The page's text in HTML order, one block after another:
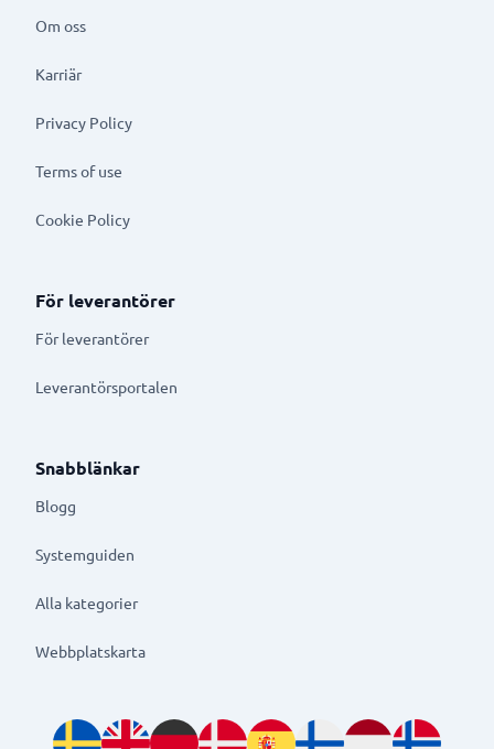
Om oss
Karriär
Privacy Policy
Terms of use
Cookie Policy
För leverantörer
För leverantörer
Leverantörsportalen
Snabblänkar
Blogg
Systemguiden
Alla kategorier
Webbplatskarta